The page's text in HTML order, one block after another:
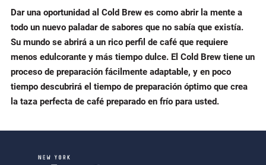
Dar una oportunidad al Cold Brew es como abrir la mente a
todo un nuevo paladar de sabores que no sabía que existía.
Su mundo se abrirá a un rico perfil de café que requiere
menos edulcorante y más tiempo dulce. El Cold Brew tiene un
proceso de preparación fácilmente adaptable, y en poco
tiempo descubrirá el tiempo de preparación óptimo que crea
la taza perfecta de café preparado en frío para usted.